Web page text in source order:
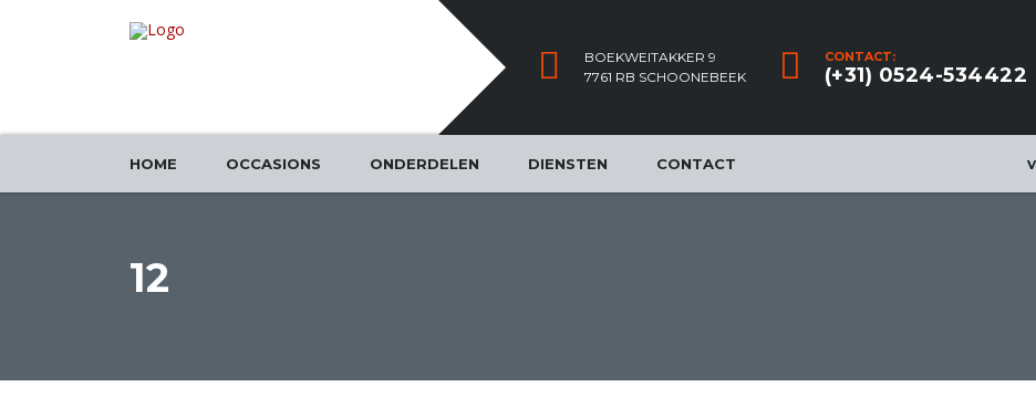
CONTACT:
(+31) 0524-534422
BOEKWEITAKKER 9
7761 RB SCHOONEBEEK
HOME OCCASIONS ONDERDELEN DIENSTEN CONTACT
12